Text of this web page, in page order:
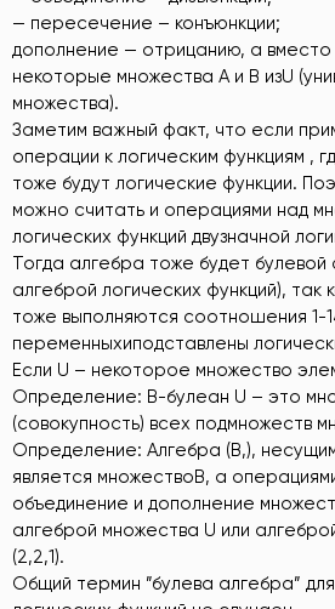
— пересечение – конъюнкции;
дополнение — отрицанию, а вместо
некоторые множества А и В изU
множества).
Заметим важный факт, что если
операции к логическим функциям ,
тоже будут логические функции.
можно считать и операциями над
логических функций двузначной
Тогда алгебра тоже будет булевой
алгеброй логических функций), так
тоже выполняются соотношения 1-
переменныхиподставлены
Если U – некоторое множество
Определение: B-булеан U – это
(совокупность) всех подмножеств
Определение: Алгебра (B,),
является множествоB, а
объединение и дополнение
алгеброй множества U или
(2,2,1).
Общий термин ”булева алгебра”